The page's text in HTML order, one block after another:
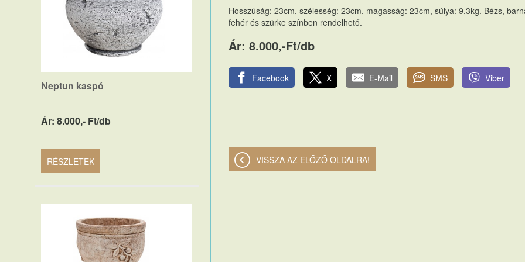
Neptun kaspó
Ár: 8.000,- Ft/db
RÉSZLETEK
Hosszúság: 23cm, szélesség: 23cm, magasság: 23cm, súlya: 9,3kg. Bézs,
fehér és szürke színben rendelhető.
Ár: 8.000,-Ft/db
Facebook X E-Mail SMS Viber
VISSZA AZ ELŐZŐ OLDALRA!